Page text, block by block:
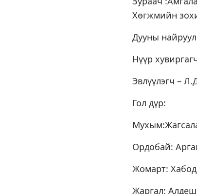
Хөгжмийн
Дууны
Нүүр
Эвлүүлэгч –
Гол дүр:
Ордобай:
Жомарт:
Жаргал: